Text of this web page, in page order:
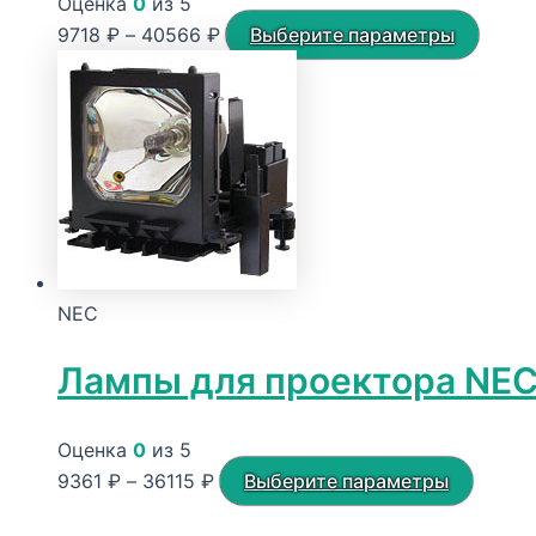
9718 ₽ – 40566 ₽Диапазон
9718 ₽
–
40566 ₽
Выберите параметры
Этот
NEC
Лампы для проектора
Оценка 0 из 5
9361 ₽ – 36115 ₽Диапазон
цен:
Выберите параметры
Этот